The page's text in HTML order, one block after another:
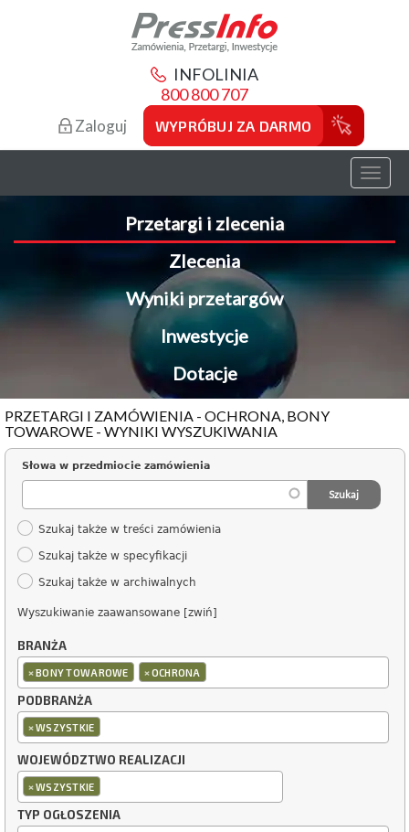
INFOLINIA
800 800 707
Zaloguj WYPRÓBUJ ZA DARMO
Toggle
Przetargi i zlecenia
Zlecenia
Wyniki przetargów
Inwestycje
Dotacje
PRZETARGI I ZAMÓWIENIA - OCHRONA, BONY
TOWAROWE - WYNIKI WYSZUKIWANIA
Słowa w przedmiocie zamówienia
Szukaj także w treści zamówienia
Szukaj także w specyfikacji
Szukaj także w archiwalnych
Wyszukiwanie zaawansowane [zwiń]
BRANŻA
×BONY TOWAROWE ×OCHRONA
PODBRANŻA
×WSZYSTKIE
WOJEWÓDZTWO REALIZACJI
×WSZYSTKIE
TYP OGŁOSZENIA